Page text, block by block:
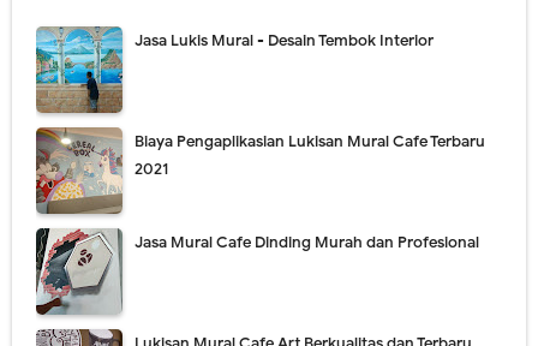
Jasa Lukis Mural - Desain Tembok Interior
Biaya Pengaplikasian Lukisan Mural Cafe Terbaru
2021
Jasa Mural Cafe Dinding Murah dan Profesional